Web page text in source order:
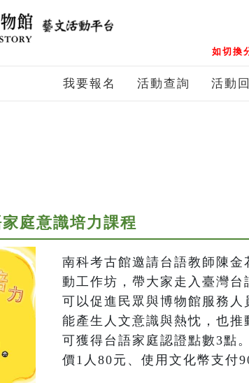
如切換
我要報名 活動查詢 活動
庭意識培力課程
南科考古館邀請台語教師陳
動工作坊，帶大家走入臺灣
可以促進民眾與博物館服務
能產生人文意識與熱忱，也
可獲得台語家庭認證點數3點
價1人80元、使用文化幣支付